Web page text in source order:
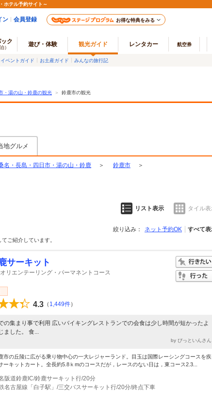
ホテル予約サイト～
ン 会員登録 お得な特典をみる
ク
） 遊び・体験 観光ガイド レンタカー 航空券
イベントガイド お土産ガイド みんなの旅行記
・湯の山・鈴鹿の観光 ＞ 鈴鹿市の観光
地グルメ
名・長島・四日市・湯の山・鈴鹿 ＞ 鈴鹿市
＞
リスト表示 タイル
絞り込み： ネット予約OK すべて
ご紹介しています。
サーキット
リエンテーリング・パーマネントコース
4.3 （ 1,449件）
の集まり事で利用 広いバイキングレストランでの会食は少し時間が短かったよ
ました。 食...
by ぴっといんさん
市の丘陵に広がる乘り物中心の一大レジャーランド。目玉は国際レーシングコースを疾
ーキットカート。全長約5.8ｋmのコースだが，レースのない日は，東コース2.3...
阪道鈴鹿IC/鈴鹿サーキット行/20分
名古屋線「白子駅」/三交バスサーキット行/20分/終点下車